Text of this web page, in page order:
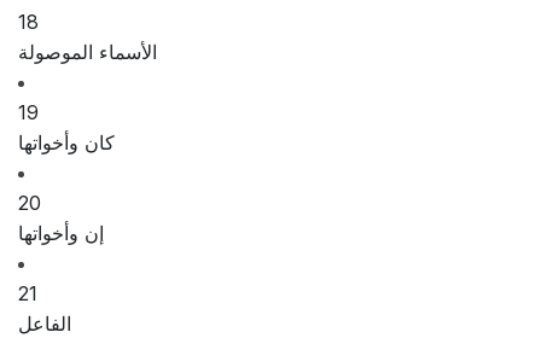
18
الأسماء الموصولة
19
كان وأخواتها
20
إن وأخواتها
21
الفاعل